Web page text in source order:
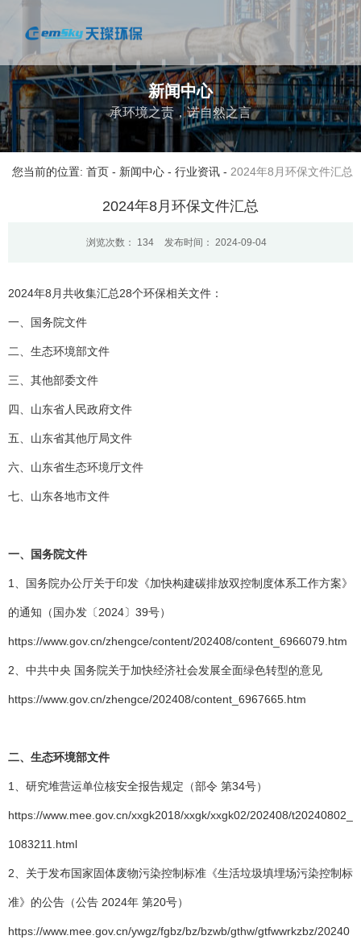
新闻中心
承环境之责，诺自然之言
您当前的位置: 首页 - 新闻中心 - 行业资讯 - 2024年8月环保文件汇总
2024年8月环保文件汇总
浏览次数： 134 发布时间： 2024-09-04
2024年8月共收集汇总28个环保相关文件：
一、国务院文件
二、生态环境部文件
三、其他部委文件
四、山东省人民政府文件
五、山东省其他厅局文件
六、山东省生态环境厅文件
七、山东各地市文件
一、国务院文件
1、国务院办公厅关于印发《加快构建碳排放双控制度体系工作方案》
的通知（国办发〔2024〕39号）
https://www.gov.cn/zhengce/content/202408/content_6966079.htm
2、中共中央 国务院关于加快经济社会发展全面绿色转型的意见
https://www.gov.cn/zhengce/202408/content_6967665.htm
二、生态环境部文件
1、研究堆营运单位核安全报告规定（部令 第34号）
https://www.mee.gov.cn/xxgk2018/xxgk/xxgk02/202408/t20240802_
1083211.html
2、关于发布国家固体废物污染控制标准《生活垃圾填埋场污染控制标
准》的公告（公告 2024年 第20号）
https://www.mee.gov.cn/ywgz/fgbz/bz/bzwb/gthw/gtfwwrkzbz/20240